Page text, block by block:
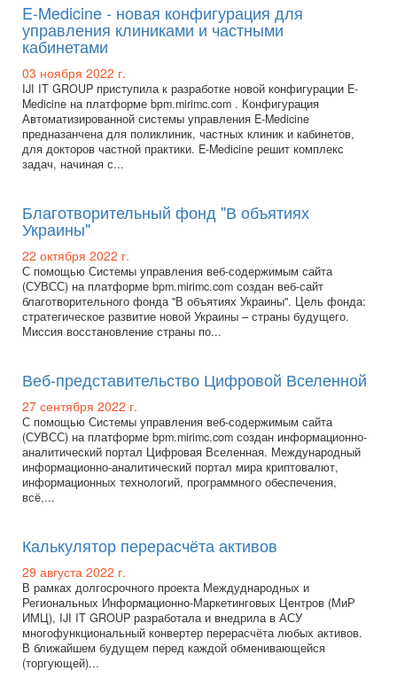
E-Medicine - новая конфигурация для
управления клиниками и частными
кабинетами
03 ноября 2022 г.
IJI IT GROUP приступила к разработке новой конфигурации E-
Medicine на платформе bpm.mirimc.com . Конфигурация
Автоматизированной системы управления E-Medicine
предназанчена для поликлиник, частных клиник и кабинетов,
для докторов частной практики. E-Medicine решит комплекс
задач, начиная с...
Благотворительный фонд "В объятиях
Украины"
22 октября 2022 г.
С помощью Системы управления веб-содержимым сайта
(СУВСС) на платформе bpm.mirimc.com создан веб-сайт
благотворительного фонда "В объятиях Украины". Цель фонда:
стратегическое развитие новой Украины – страны будущего.
Миссия восстановление страны по...
Веб-представительство Цифровой Вселенной
27 сентября 2022 г.
С помощью Системы управления веб-содержимым сайта
(СУВСС) на платформе bpm.mirimc.com создан информационно-
аналитический портал Цифровая Вселенная. Международный
информационно-аналитический портал мира криптовалют,
информационных технологий, программного обеспечения,
всё,...
Калькулятор перерасчёта активов
29 августа 2022 г.
В рамках долгосрочного проекта Междуднародных и
Региональных Информационно-Маркетинговых Центров (МиР
ИМЦ), IJI IT GROUP разработала и внедрила в АСУ
многофункциональный конвертер перерасчёта любых активов.
В ближайшем будущем перед каждой обменивающейся
(торгующей)...